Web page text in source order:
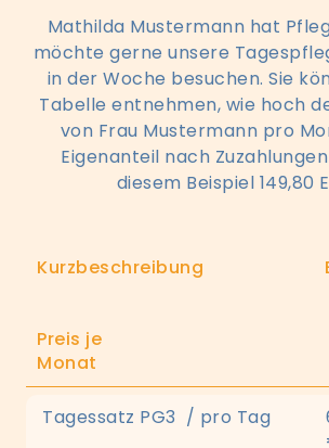
Mathilda Mustermann hat
möchte gerne unsere
in der Woche besuchen. Sie
Tabelle entnehmen, wie hoch
von Frau Mustermann pro
Eigenanteil nach
diesem Beispiel 149,80
Kurzbeschreibung
Preis je
Monat
Tagessatz PG3 / pro Tag